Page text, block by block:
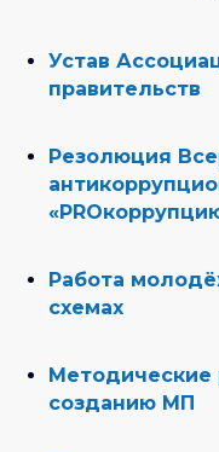
Устав
правительств
Резолюция
Работа
схемах
Методические
созданию МП